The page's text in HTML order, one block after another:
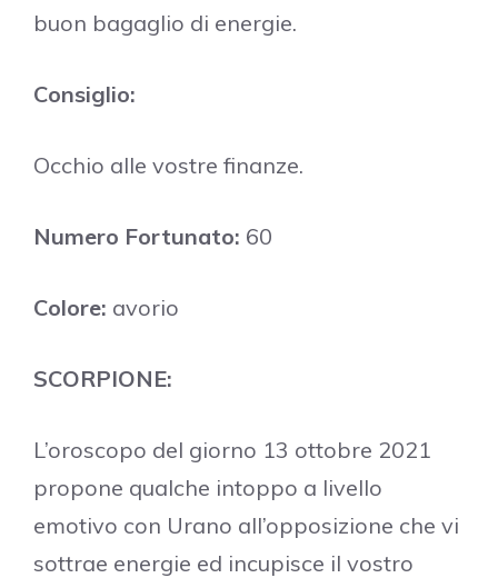
buon bagaglio di energie.
Consiglio:
Occhio alle vostre finanze.
Numero Fortunato: 60
Colore: avorio
SCORPIONE:
L’oroscopo del giorno 13 ottobre 2021
propone qualche intoppo a livello
emotivo con Urano all’opposizione che vi
sottrae energie ed incupisce il vostro